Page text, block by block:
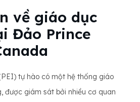
về giáo dục
Đảo Prince
tự hào có một hệ thống giáo
được giám sát bởi nhiều cơ quan